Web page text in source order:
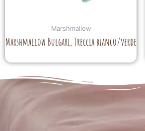
Marshmallow
Marshmallow Bulgari, Treccia bianco/verde